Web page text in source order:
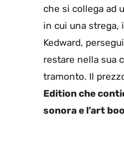
che si collega ad
in cui una strega,
Kedward,
restare nella sua
tramonto. Il
Edition che
sonora e l’art